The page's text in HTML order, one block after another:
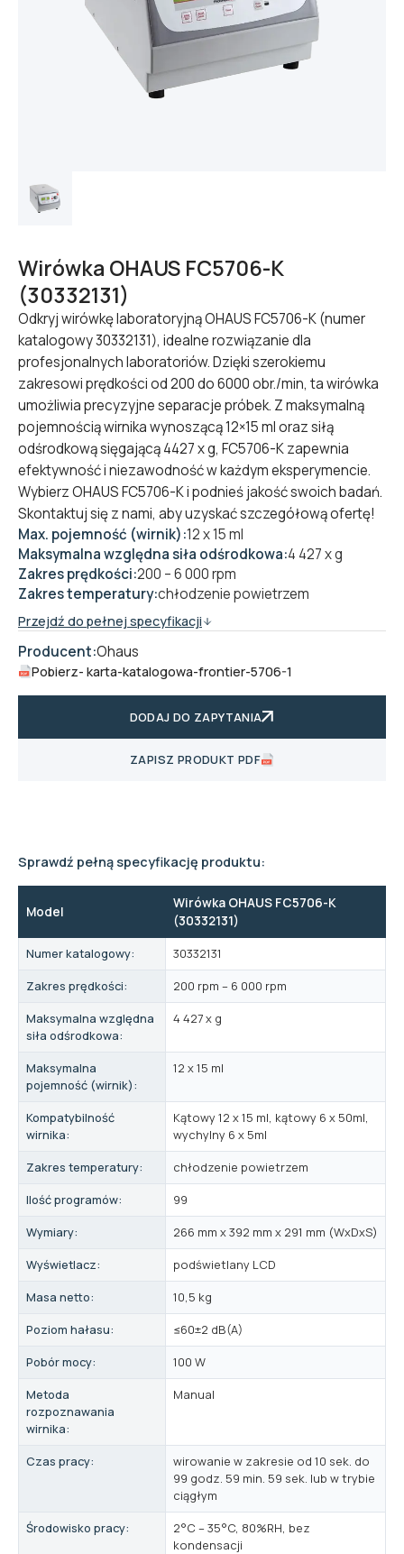
Wirówka OHAUS FC5706-K
(30332131)
Odkryj wirówkę laboratoryjną OHAUS FC5706-K (numer
katalogowy 30332131), idealne rozwiązanie dla
profesjonalnych laboratoriów. Dzięki szerokiemu
zakresowi prędkości od 200 do 6000 obr./min, ta wirówka
umożliwia precyzyjne separacje próbek. Z maksymalną
pojemnością wirnika wynoszącą 12×15 ml oraz siłą
odśrodkową sięgającą 4427 x g, FC5706-K zapewnia
efektywność i niezawodność w każdym eksperymencie.
Wybierz OHAUS FC5706-K i podnieś jakość swoich badań.
Skontaktuj się z nami, aby uzyskać szczegółową ofertę!
Max. pojemność (wirnik):12 x 15 ml
Maksymalna względna siła odśrodkowa:4 427 x g
Zakres prędkości:200 – 6 000 rpm
Zakres temperatury:chłodzenie powietrzem
Przejdź do pełnej specyfikacji
Producent:Ohaus
Pobierz- karta-katalogowa-frontier-5706-1
DODAJ DO ZAPYTANIA
ZAPISZ PRODUKT PDF
Sprawdź pełną specyfikację produktu:
Model
Wirówka OHAUS FC5706-K
(30332131)
Numer katalogowy:
30332131
Zakres prędkości:
200 rpm – 6 000 rpm
Maksymalna względna
siła odśrodkowa:
4 427 x g
Maksymalna
pojemność (wirnik):
12 x 15 ml
Kompatybilność
wirnika:
Kątowy 12 x 15 ml, kątowy 6 x 50ml,
wychylny 6 x 5ml
Zakres temperatury:
chłodzenie powietrzem
Ilość programów:
99
Wymiary:
266 mm x 392 mm x 291 mm (WxDxS)
Wyświetlacz:
podświetlany LCD
Masa netto:
10,5 kg
Poziom hałasu:
≤60±2 dB(A)
Pobór mocy:
100 W
Metoda
rozpoznawania
wirnika:
Manual
Czas pracy:
wirowanie w zakresie od 10 sek. do
99 godz. 59 min. 59 sek. lub w trybie
ciągłym
Środowisko pracy:
2°C – 35°C, 80%RH, bez
kondensacji